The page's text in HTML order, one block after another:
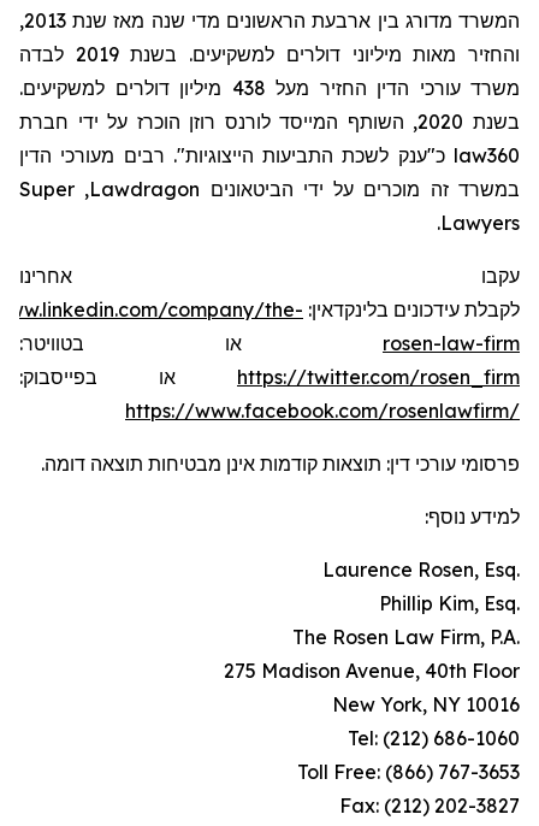
המשרד מדורג בין ארבעת הראשונים מדי שנה מאז שנת 2013,
והחזיר מאות מיליוני דולרים למשקיעים. בשנת 2019 לבדה
משרד עורכי הדין החזיר מעל 438 מיליון דולרים למשקיעים.
בשנת 2020, השותף המייסד לורנס רוזן הוכרז על ידי חברת
law360 כ"ענק לשכת התביעות הייצוגיות". רבים מעורכי הדין
במשרד זה מוכרים על ידי הביטאונים Lawdragon
,
Super
Lawyers
.
עקבו אחרינו
לקבלת עידכונים בלינקדאין: company/the-
rosen-law-firm או בטוויטר:
https://twitter.com/rosen_firm או בפייסבוק:
https://www.facebook.com/rosenlawfirm/
פרסומי עורכי דין: תוצאות קודמות אינן מבטיחות תוצאה דומה.
למידע נוסף:
Laurence Rosen, Esq.
Phillip Kim, Esq.
The Rosen Law Firm, P.A.
275 Madison Avenue, 40th Floor
New York, NY 10016
Tel: (212) 686-1060
Toll Free: (866) 767-3653
Fax: (212) 202-3827